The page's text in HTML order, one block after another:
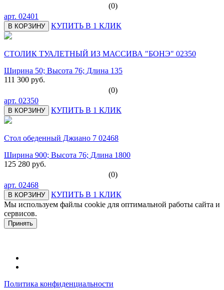
(0)
арт. 02401
В КОРЗИНУ КУПИТЬ В 1 КЛИК
СТОЛИК ТУАЛЕТНЫЙ ИЗ МАССИВА "БОНЭ" 02350
Ширина 50; Высота 76; Длина 135
111 300 руб.
(0)
арт. 02350
В КОРЗИНУ КУПИТЬ В 1 КЛИК
Стол обеденный Джиано 7 02468
Ширина 900; Высота 76; Длина 1800
125 280 руб.
(0)
арт. 02468
В КОРЗИНУ
КУПИТЬ В 1 КЛИК
Мы используем файлы cookie для оптимальной работы сайта и
сервисов.
Принять
Политика конфиденциальности